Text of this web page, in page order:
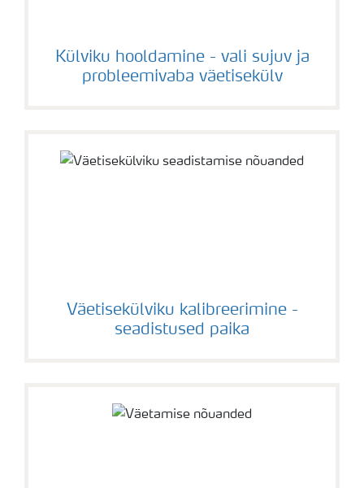
Külviku hooldamine - vali sujuv ja
probleemivaba väetisekülv
Väetisekülviku kalibreerimine -
seadistused paika